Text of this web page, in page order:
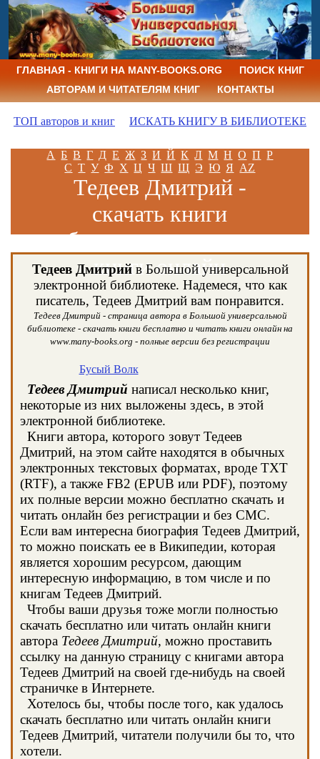
ГЛАВНАЯ - КНИГИ НА MANY-BOOKS.ORG
ПОИСК КНИГ
АВТОРАМ И ЧИТАТЕЛЯМ КНИГ
КОНТАКТЫ
ТОП авторов и книг ИСКАТЬ КНИГУ В БИБЛИОТЕКЕ
А Б В Г Д Е Ж З И Й К Л М Н О П Р
С Т У Ф Х Ц Ч Ш Щ Э Ю Я AZ
Тедеев Дмитрий -
скачать книги
бесплатно и читать
книги онлайн
Тедеев Дмитрийв Большой универсальной
электронной библиотеке. Надемеся, что как
писатель, Тедеев Дмитрий вам понравится.
Тедеев Дмитрий - страница автора в Большой универсальной
библиотеке - скачать книги бесплатно и читать книги онлайн на
www.many-books.org - полные версии без регистрации
Бусый Волк
Тедеев Дмитрий написал несколько книг,
некоторые из них выложены здесь, в этой
электронной библиотеке.
Книги автора, которого зовут Тедеев
Дмитрий, на этом сайте находятся в обычных
электронных текстовых форматах, вроде TXT
(RTF), а также FB2 (EPUB или PDF), поэтому
их полные версии можно бесплатно скачать и
читать онлайн без регистрации и без СМС.
Если вам интересна биография Тедеев Дмитрий,
то можно поискать ее в Википедии, которая
является хорошим ресурсом, дающим
интересную информацию, в том числе и по
книгам Тедеев Дмитрий.
Чтобы ваши друзья тоже могли полностью
скачать бесплатно или читать онлайн книги
автора Тедеев Дмитрий, можно проставить
ссылку на данную страницу с книгами автора
Тедеев Дмитрий на своей где-нибудь на своей
страничке в Интернете.
Хотелось бы, чтобы после того, как удалось
скачать бесплатно или читать онлайн книги
Тедеев Дмитрий, читатели получили бы то, что
хотели.